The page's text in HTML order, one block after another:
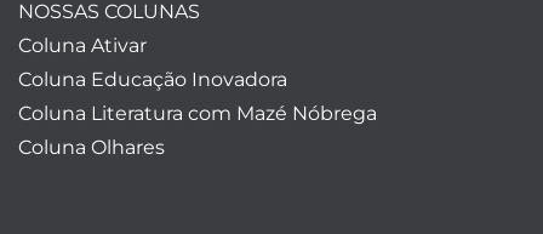
NOSSAS COLUNAS
Coluna Ativar
Coluna Educação Inovadora
Coluna Literatura com Mazé Nóbrega
Coluna Olhares